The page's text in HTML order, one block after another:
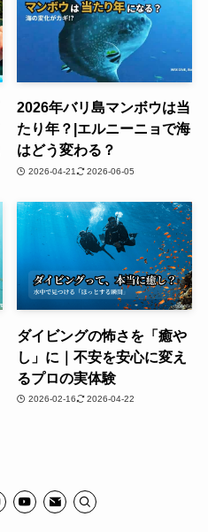
2026年バリ島マンボウは当
たり年？|エルニーニョで海
はどう変わる？
2026-04-21 2026-06-05
ダイビングの怖さを「癒や
し」に｜不安を安心に変え
るプロの実体験
2026-02-16 2026-04-22